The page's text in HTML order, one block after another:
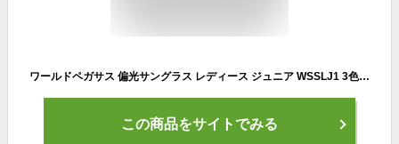
ワールドペガサス 偏光サングラス レディース ジュニア WSSLJ1 3色展開
この商品をサイトでみる